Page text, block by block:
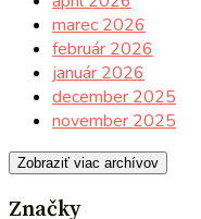
marec 2026
február 2026
január 2026
december 2025
november 2025
Zobraziť viac archívov
Značky